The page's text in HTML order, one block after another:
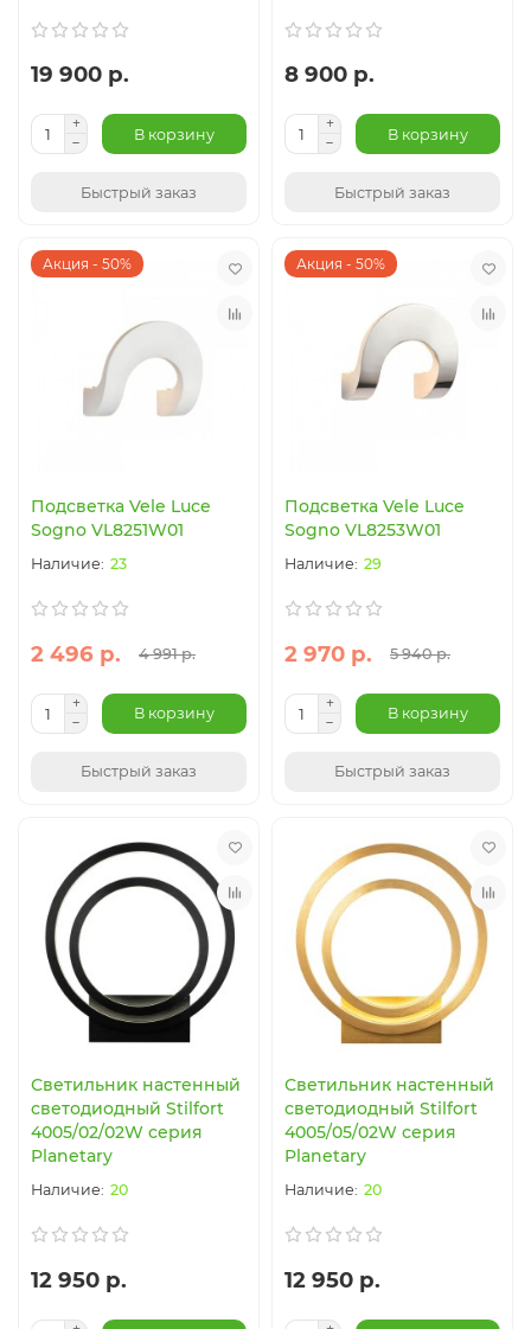
19 900 р.
В корзину
Быстрый заказ
8 900 р.
В корзину
Быстрый заказ
Акция - 50%
Подсветка Vele Luce
Sogno VL8251W01
23
2 496 р. 4 991 р.
В корзину
Быстрый заказ
Акция - 50%
Подсветка Vele Luce
Sogno VL8253W01
29
2 970 р. 5 940 р.
В корзину
Быстрый заказ
Светильник настенный
светодиодный Stilfort
4005/02/02W серия
Planetary
20
12 950 р.
Светильник настенный
светодиодный Stilfort
4005/05/02W серия
Planetary
20
12 950 р.